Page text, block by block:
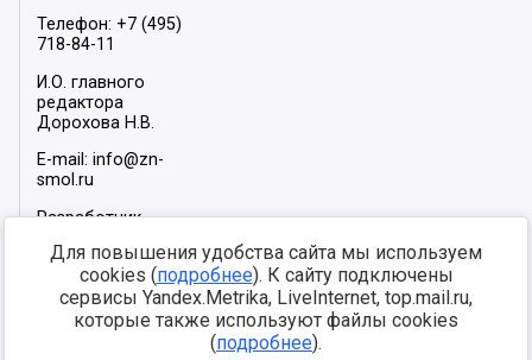
Телефон: +7 (495)
718-84-11
И.О. главного
редактора
Дорохова Н.В.
E-mail: info@zn-
smol.ru
Разработчик
2026
Мы в социальных
сетях:
Для повышения удобства сайта мы используем
cookies (подробнее). К сайту подключены
сервисы Yandex.Metrika, LiveInternet, top.mail.ru,
которые также используют файлы cookies
(подробнее).